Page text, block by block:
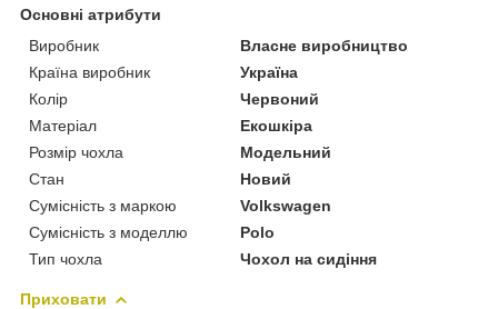
Основні атрибути
Виробник
Власне виробництво
Країна виробник
Україна
Колір
Червоний
Матеріал
Екошкіра
Розмір чохла
Модельний
Стан
Новий
Сумісність з маркою
Volkswagen
Сумісність з моделлю
Polo
Тип чохла
Чохол на сидіння
Приховати